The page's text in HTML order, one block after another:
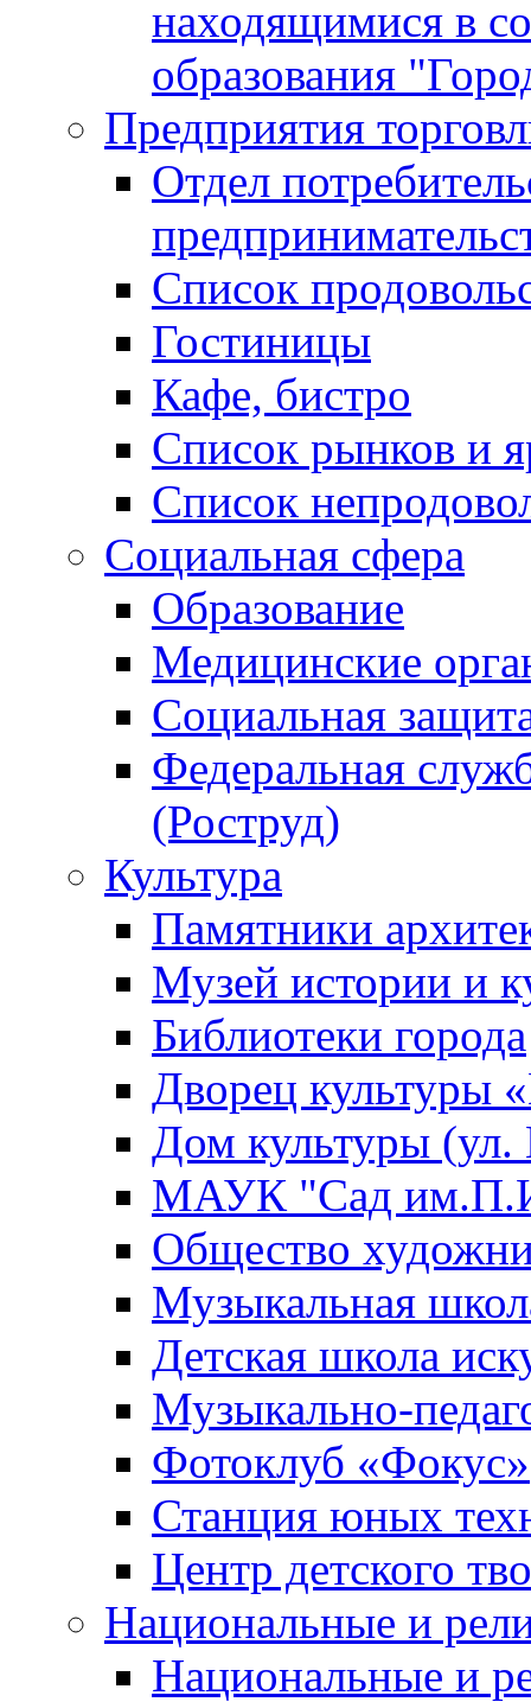
находящимися в
образования
Предприятия
Отдел
Список
Гостиницы
Кафе, бистро
Cписок рынков и
Список
Социальная сфера
Образование
Медицинские
Социальная
Федеральная
(Роструд)
Культура
Памятники
Музей истории и
Библиотеки города
Дворец культуры
Дом культуры (ул.
МАУК "Сад
Общество
Музыкальная
Детская школа
Музыкально-
Фотоклуб «Фокус»
Станция юных
Центр детского
Национальные и
Национальные и